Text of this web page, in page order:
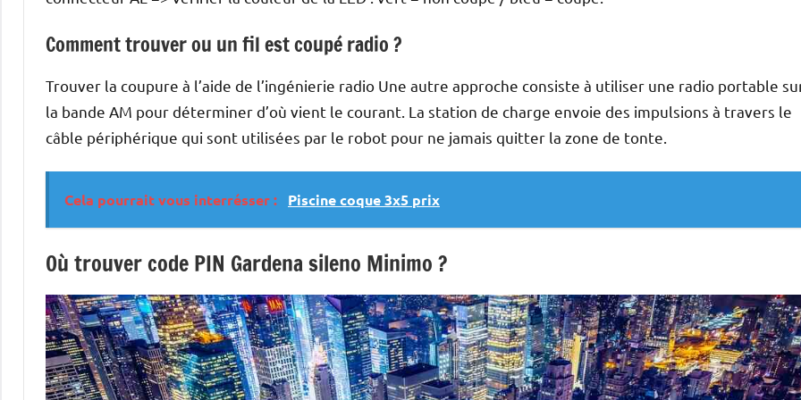
Comment trouver ou un fil est coupé radio ?
Trouver la coupure à l’aide de l’ingénierie radio Une autre approche consiste à utiliser une radio portable
la bande AM pour déterminer d’où vient le courant. La station de charge envoie des impulsions à travers le
câble périphérique qui sont utilisées par le robot pour ne jamais quitter la zone de tonte.
Cela pourrait vous interrésser : Piscine coque 3x5 prix
Où trouver code PIN Gardena sileno Minimo ?